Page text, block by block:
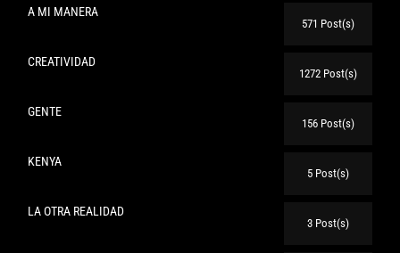
A MI MANERA
571 Post(s)
CREATIVIDAD
1272 Post(s)
GENTE
156 Post(s)
KENYA
5 Post(s)
LA OTRA REALIDAD
3 Post(s)